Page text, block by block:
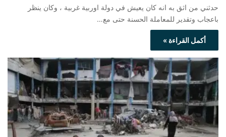
حدثني من اثق به انه كان يعيش في دولة اوربية غربية ، وكان ينظر
باعجاب وتقدير للمعاملة الحسنة حتى مع…
أكمل القراءة »